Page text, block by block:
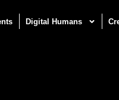
Digital Humans